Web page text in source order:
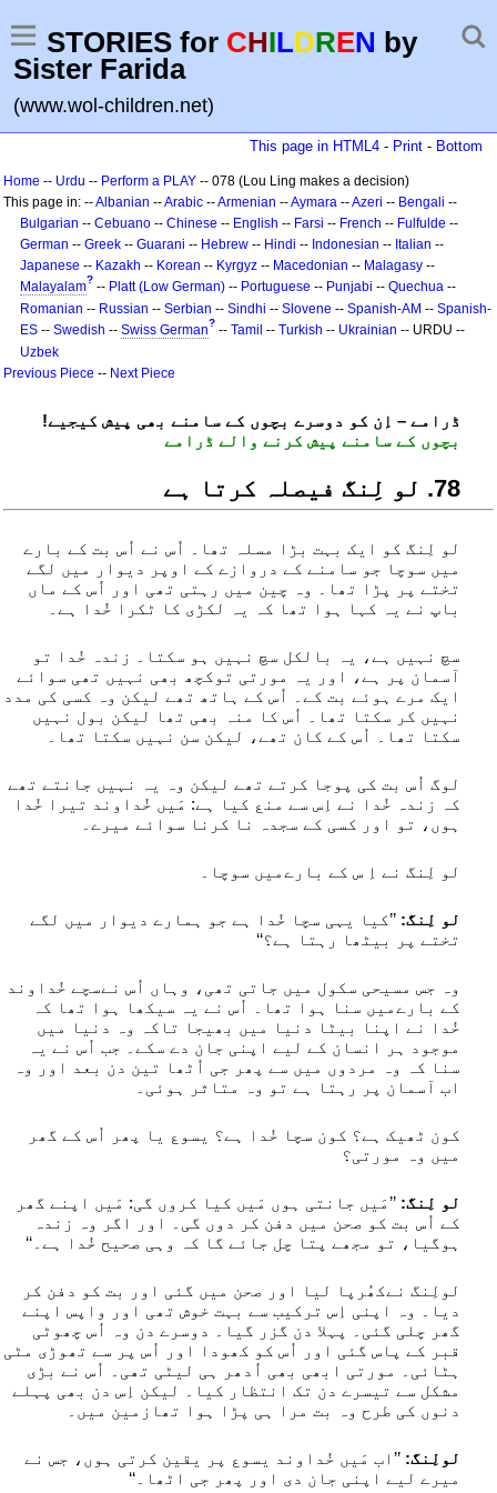
STORIES for CHILDREN by
Sister Farida
(www.wol-children.net)
This page in HTML4 - Print - Bottom
Home -- Urdu -- Perform a PLAY -- 078 (Lou Ling makes a decision)
This page in: --Albanian --Arabic --Armenian --Aymara --Azeri -- Bengali --
Bulgarian -- Cebuano -- Chinese -- English -- Farsi -- French -- Fulfulde --
German -- Greek -- Guarani -- Hebrew -- Hindi -- Indonesian -- Italian --
Japanese -- Kazakh -- Korean -- Kyrgyz -- Macedonian -- Malagasy --
Malayalam? -- Platt (Low German) -- Portuguese -- Punjabi -- Quechua --
Romanian -- Russian -- Serbian -- Sindhi -- Slovene -- Spanish-AM -- Spanish-
ES -- Swedish -- Swiss German? -- Tamil -- Turkish -- Ukrainian -- URDU --
Uzbek
Previous Piece -- Next Piece
!ڈرامے – اِن کو دوسرے بچوں کے سامنے بھی پیش کیجیے
بچوں کے سامنے پیش کرنے والے ڈرامے
87. لو لِنگ فیصلہ کرتا ہے
لو لِنگ کو ایک بہت بڑا مسلہ تھا۔ اُس نے اُس بت کے بارے
میں سوچا جو سامنے کے دروازے کے اوپر دیوار میں لگے
تختے پر پڑا تھا۔ وہ چین میں رہتی تھی اور اُس کے ماں
باپ نے یہ کہا ہوا تھا کہ یہ لکڑی کا ٹکرا خُدا ہے۔
سچ نہیں ہے، یہ بالکل سچ نہیں ہو سکتا۔ زندہ خُدا تو
آسمان پر ہے، اور یہ مورتی توکچھ بھی نہیں تھی سوائے
ایک مرے ہوئے بت کے۔ اُس کے ہاتھ تھے لیکن وہ کسی کی مدد
نہیں کر سکتا تھا۔ اُس کا منہ بھی تھا لیکن بول نہیں
سکتا تھا۔ اُس کے کان تھے، لیکن سن نہیں سکتا تھا۔
لوگ اُس بت کی پوجا کرتے تھے لیکن وہ یہ نہیں جانتے تھے
کہ زندہ خُدا نے اِس سے منع کیا ہے: مَیں خُداوند تیرا خُدا
ہوں، تو اور کسی کے سجدہ نا کرنا سوائے میرے۔
لو لِنگ نے اِ س کے بارےمیں سوچا۔
لو لِنگ: ’’کیا یہی سچا خُدا ہے جو ہمارے دیوار میں لگے
تختے پر بیٹھا رہتا ہے؟‘‘
وہ جس مسیحی سکول میں جاتی تھی، وہاں اُس نےسچے خُداوند
کے بارےمیں سنا ہوا تھا۔ اُس نے یہ سیکھا ہوا تھا کہ
خُدا نے اپنا بیٹا دنیا میں بھیجا تاکہ وہ دنیا میں
موجود ہر انسان کے لیے اپنی جان دے سکے۔ جب اُس نے یہ
سنا کہ وہ مردوں میں سے پھر جی اُٹھا تین دن بعد اور وہ
اب آسمان پر رہتا ہے تو وہ متاثر ہوئی۔
کون ٹھیک ہے؟ کون سچا خُدا ہے؟ یسوع یا پھر اُس کے گھر
میں وہ مورتی؟
لو لِنگ: ’’مَیں جانتی ہوں مَیں کیا کروں گی: مَیں اپنے گھر
کے اُس بت کو صحن میں دفن کر دوں گی۔ اور اگر وہ زندہ
ہوگیا، تو مجھے پتا چل جائے گا کہ وہی صحیح خُدا ہے۔‘‘
لولِنگ نےکھُرپا لیا اور صحن میں گئی اور بت کو دفن کر
دیا۔ وہ اپنی اِس ترکیب سے بہت خوش تھی اور واپس اپنے
گھر چلی گئی۔ پہلا دن گزر گیا۔ دوسرے دن وہ اُس چھوٹی
قبر کے پاس گئی اور اُس کو کھودا اور اُس پر سے تھوڑی مٹی
ہٹائی۔ مورتی ابھی بھی اُدھر ہی لیٹی تھی۔ اُس نے بڑی
مشکل سے تیسرے دن تک انتظار کیا۔ لیکن اِس دن بھی پہلے
دنوں کی طرح وہ بت مرا ہی پڑا ہوا تھازمین میں۔
لولِنگ: ’’اب مَیں خُداوند یسوع پر یقین کرتی ہوں، جس نے
میرے لیے اپنی جان دی اور پھر جی اٹھا۔‘‘